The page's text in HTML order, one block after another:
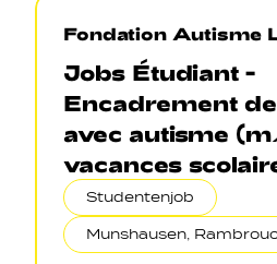
Fondation Autisme
Jobs Étudiant -
Encadrement
avec autisme
vacances
Studentenjob
Munshausen,